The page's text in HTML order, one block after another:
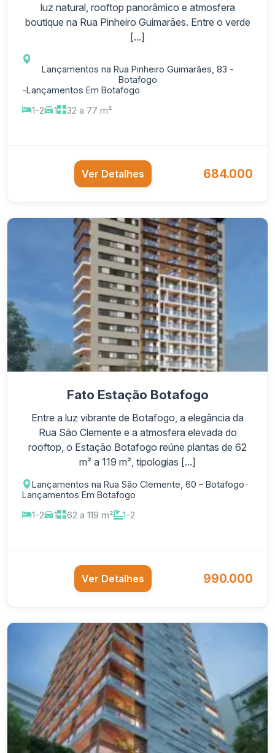
luz natural, rooftop panorâmico e atmosfera
boutique na Rua Pinheiro Guimarães. Entre o verde
[...]
Lançamentos na Rua Pinheiro Guimarães, 83 -
Botafogo
-Lançamentos Em Botafogo
1-2
1 32 a 77 m²
Ver Detalhes 684.000
Fato Estação Botafogo
Entre a luz vibrante de Botafogo, a elegância da
Rua São Clemente e a atmosfera elevada do
rooftop, o Estação Botafogo reúne plantas de 62
m² a 119 m², tipologias [...]
Lançamentos na Rua São Clemente, 60 – Botafogo-
Lançamentos Em Botafogo
1-2
1 62 a 119 m² 1-2
Ver Detalhes 990.000